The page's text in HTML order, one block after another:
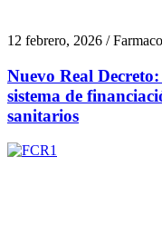
12 febrero, 2026 /
Nuevo Real
sistema de
sanitarios